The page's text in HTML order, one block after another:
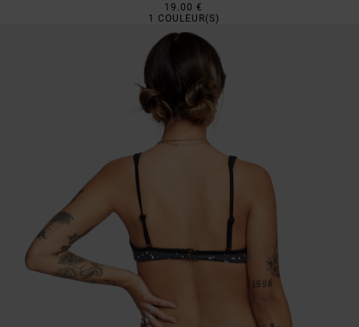
19.00 €
1
COULEUR(S)